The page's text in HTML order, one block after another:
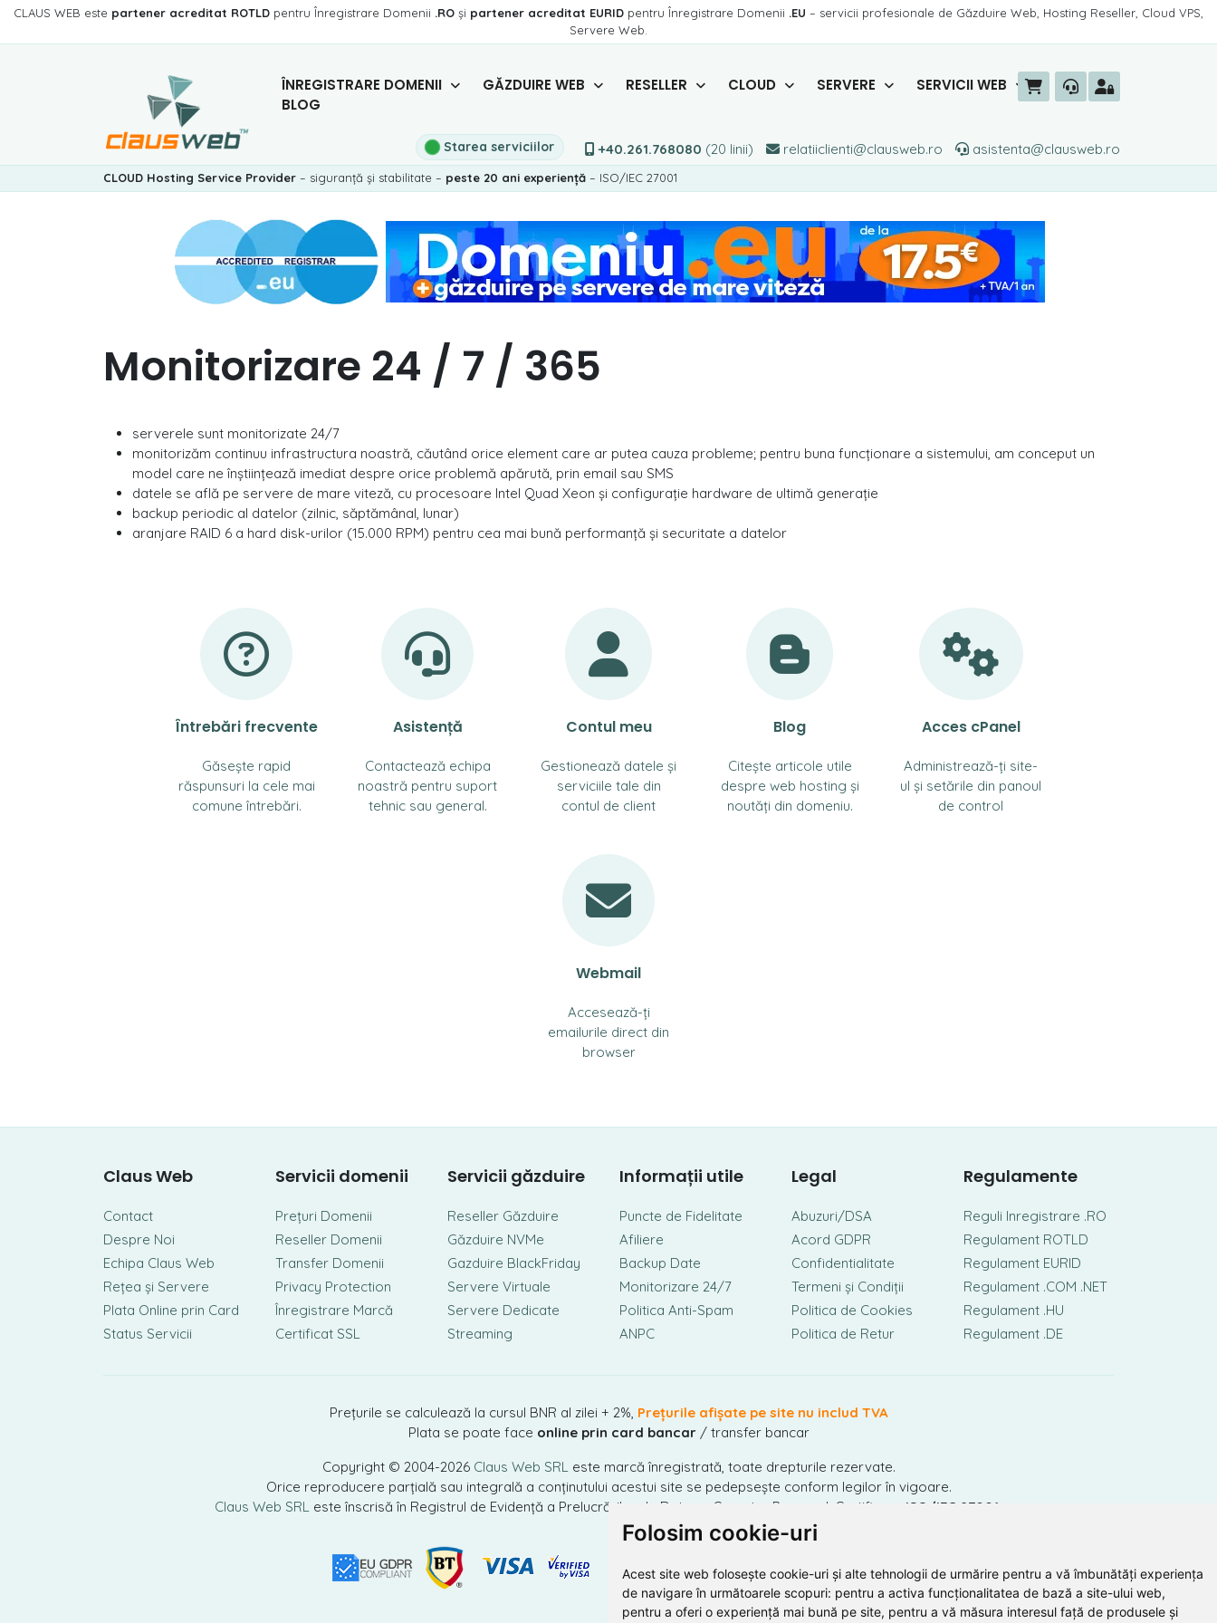
Folosim cookie-uri
Acest site web folosește cookie-uri și alte tehnologii de urmărire pentru a vă îmbunătăți experiența
de navigare în următoarele scopuri: pentru a activa funcționalitatea de bază a site-ului web,
pentru a oferi o experiență mai bună pe site, pentru a vă măsura interesul față de produsele și
CLAUS WEB este partener acreditat ROTLD pentru Înregistrare Domenii .RO și partener acreditat EURID pentru Înregistrare Domenii .EU – servicii profesionale de Găzduire Web, Hosting Reseller, Cloud VPS,
Servere Web.
ÎNREGISTRARE DOMENII GĂZDUIRE WEB RESELLER CLOUD SERVERE
SERVICII WEB
BLOG
Starea serviciilor +40.261.768080 (20 linii) relatiiclienti@clausweb.ro asistenta@clausweb.ro
CLOUD Hosting Service Provider – siguranță și stabilitate – peste 20 ani experiență – ISO/IEC 27001
Monitorizare 24 / 7 / 365
serverele sunt monitorizate 24/7
monitorizăm continuu infrastructura noastră, căutând orice element care ar putea cauza probleme; pentru buna funcționare a sistemului, am conceput un
model care ne înștiințează imediat despre orice problemă apărută, prin email sau SMS
datele se află pe servere de mare viteză, cu procesoare Intel Quad Xeon și configurație hardware de ultimă generație
backup periodic al datelor (zilnic, săptămânal, lunar)
aranjare RAID 6 a hard disk-urilor (15.000 RPM) pentru cea mai bună performanță și securitate a datelor
Întrebări frecvente
Găsește rapid
răspunsuri la cele mai
comune întrebări.
Asistență
Contactează echipa
noastră pentru suport
tehnic sau general.
Contul meu
Gestionează datele și
serviciile tale din
contul de client
Blog
Citește articole utile
despre web hosting și
noutăți din domeniu.
Acces cPanel
Administrează-ți site-
ul și setările din panoul
de control
Webmail
Accesează-ți
emailurile direct din
browser
Claus Web
Contact
Despre Noi
Echipa Claus Web
Rețea și Servere
Plata Online prin Card
Status Servicii
Servicii domenii
Prețuri Domenii
Reseller Domenii
Transfer Domenii
Privacy Protection
Înregistrare Marcă
Certificat SSL
Servicii găzduire
Reseller Găzduire
Găzduire NVMe
Gazduire BlackFriday
Servere Virtuale
Servere Dedicate
Streaming
Informații utile
Puncte de Fidelitate
Afiliere
Backup Date
Monitorizare 24/7
Politica Anti-Spam
ANPC
Legal
Abuzuri/DSA
Acord GDPR
Confidentialitate
Termeni și Condiții
Politica de Cookies
Politica de Retur
Regulamente
Reguli Inregistrare .RO
Regulament ROTLD
Regulament EURID
Regulament .COM .NET
Regulament .HU
Regulament .DE
Prețurile se calculează la cursul BNR al zilei + 2%, Prețurile afișate pe site nu includ TVA
Plata se poate face online prin card bancar / transfer bancar
Copyright © 2004-2026 Claus Web SRLeste marcă înregistrată, toate drepturile rezervate.
Orice reproducere parțială sau integrală a conținutului acestui site se pedepsește conform legilor în vigoare.
Claus Web SRL este înscrisă în Registrul de Evidență a Prelucrărilor de Date cu Caracter Personal. Certificare ISO/IEC 27001.